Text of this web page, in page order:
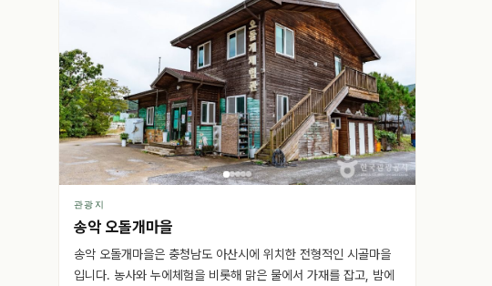
관광지
송악 오돌개마을
송악 오돌개마을은 충청남도 아산시에 위치한 전형적인 시골마을
입니다. 농사와 누에체험을 비롯해 맑은 물에서 가재를 잡고, 밤에